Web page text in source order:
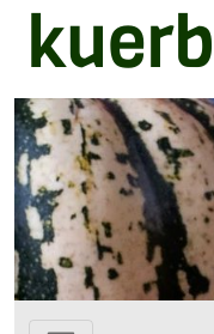
Zum Hauptinhalt